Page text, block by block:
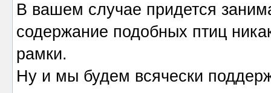
В вашем случае придется
содержание подобных птиц
рамки.
Ну и мы будем всячески